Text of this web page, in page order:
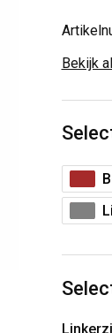
Bekijk